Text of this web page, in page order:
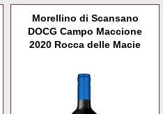
Morellino di Scansano
DOCG Campo Maccione
2020 Rocca delle Macie